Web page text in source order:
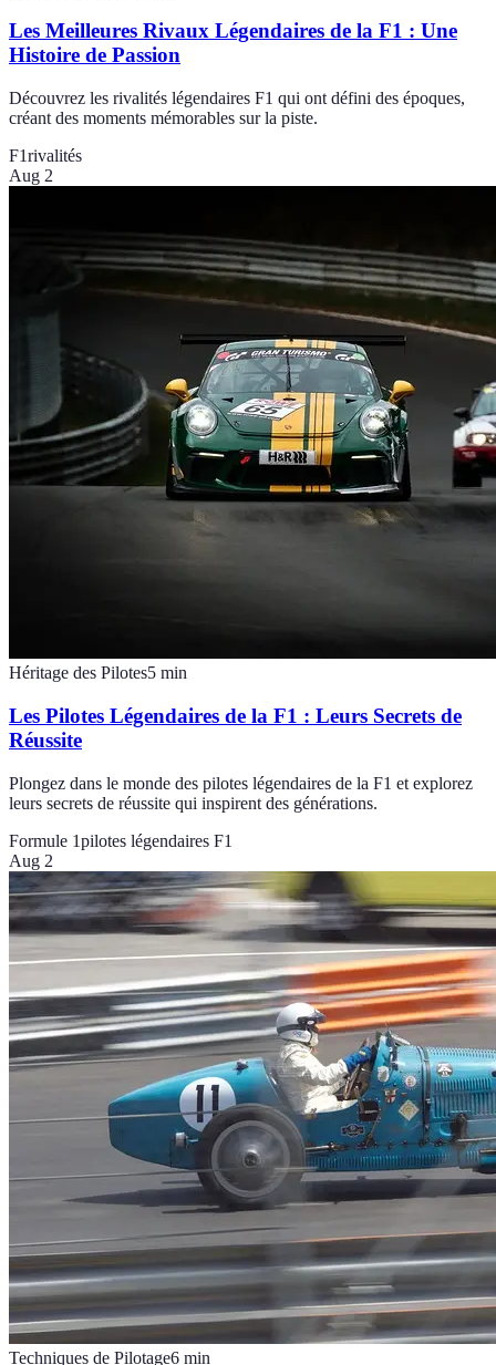
Les Meilleures Rivaux Légendaires de la F1 : Une
Histoire de Passion
Découvrez les rivalités légendaires F1 qui ont défini des époques,
créant des moments mémorables sur la piste.
F1rivalités
Aug 2
Héritage des Pilotes5 min
Les Pilotes Légendaires de la F1 : Leurs Secrets de
Réussite
Plongez dans le monde des pilotes légendaires de la F1 et explorez
leurs secrets de réussite qui inspirent des générations.
Formule 1pilotes légendaires F1
Aug 2
Techniques de Pilotage6 min